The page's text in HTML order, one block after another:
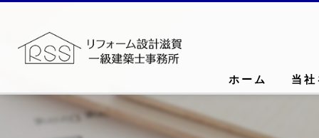
ホーム 当